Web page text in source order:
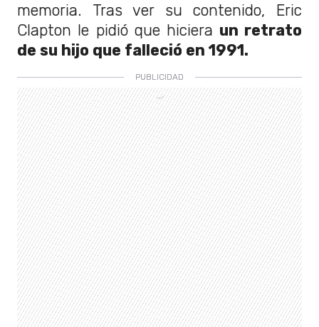
memoria. Tras ver su contenido, Eric
Clapton le pidió que hiciera un retrato
de su hijo que falleció en 1991.